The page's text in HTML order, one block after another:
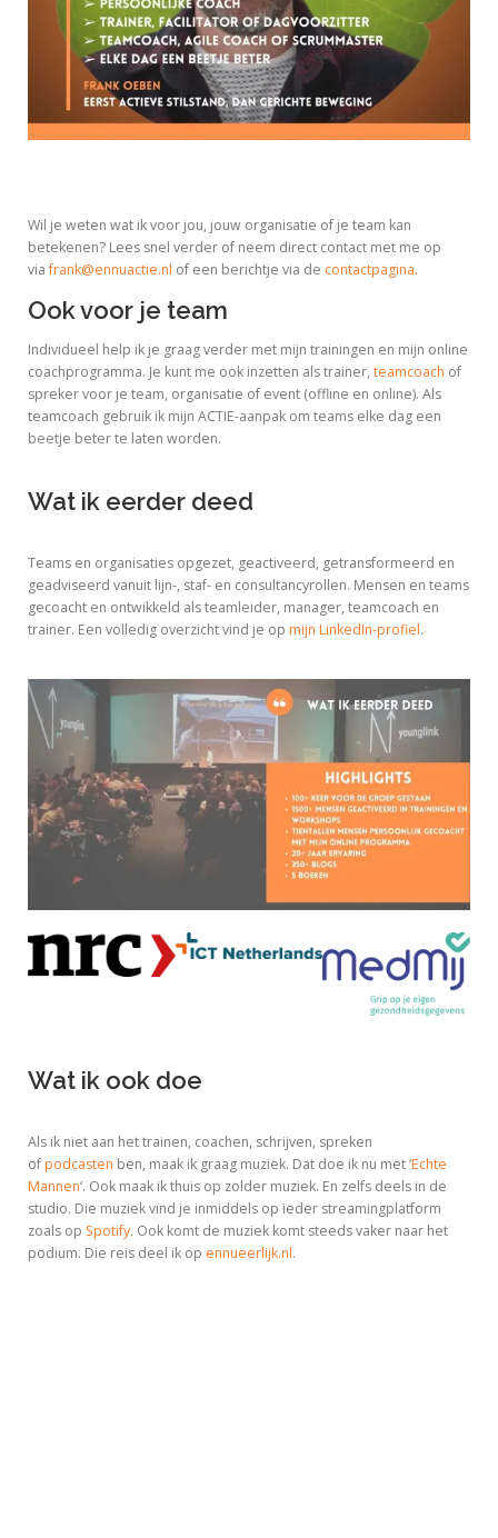
Wil je weten wat ik voor jou, jouw organisatie of je team kan
betekenen? Lees snel verder of neem direct contact met me op
viafrank@ennuactie.nl of een berichtje via de contactpagina.
Ook voor je team
Individueel help ik je graag verder met mijn trainingen en mijn online
coachprogramma. Je kunt me ook inzetten als trainer, teamcoach of
spreker voor je team, organisatie of event (offline en online). Als
teamcoach gebruik ik mijn ACTIE-aanpak om teams elke dag een
beetje beter te laten worden.
Wat ik eerder deed
Teams en organisaties opgezet, geactiveerd, getransformeerd en
geadviseerd vanuit lijn-, staf- en consultancyrollen. Mensen en teams
gecoacht en ontwikkeld als teamleider, manager, teamcoach en
trainer. Een volledig overzicht vind je op mijn LinkedIn-profiel.
Wat ik ook doe
Als ik niet aan het trainen, coachen, schrijven, spreken
of podcasten ben, maak ik graag muziek. Dat doe ik nu met ‘Echte
Mannen‘. Ook maak ik thuis op zolder muziek. En zelfs deels in de
studio. Die muziek vind je inmiddels op ieder streamingplatform
zoals op Spotify. Ook komt de muziek komt steeds vaker naar het
podium. Die reis deel ik op ennueerlijk.nl.